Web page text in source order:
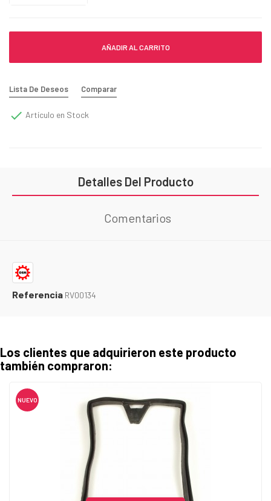
AÑADIR AL CARRITO
Lista De Deseos Comparar
 Artículo en Stock
Detalles Del Producto
Comentarios
Referencia RV00134
Los clientes que adquirieron este producto
también compraron:
NUEVO